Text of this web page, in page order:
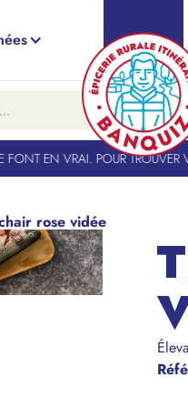
EN VRAI. POUR TROUVER
rose vidée